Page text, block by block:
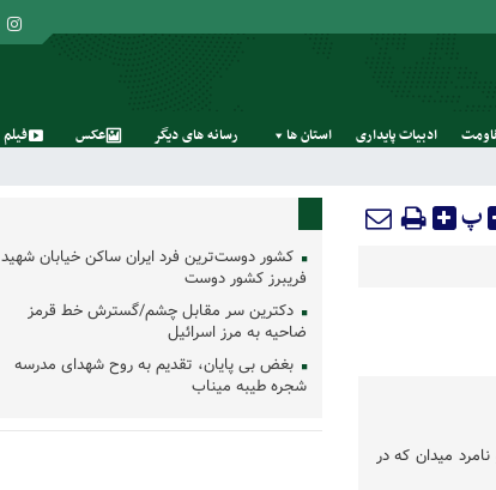
ادبیات پایداری استان‌ ها رسانه‌ های‌ دیگر عکس فیلم
پ
میدان که در
کشور دوست‌ترین فرد ایران ساکن خیابان شهید
فریبرز کشور دوست
دکترین سر مقابل چشم/گسترش خط قرمز
ضاحیه به مرز اسرائیل
بغض بی پایان، تقدیم به روح شهدای مدرسه
شجره طیبه میناب